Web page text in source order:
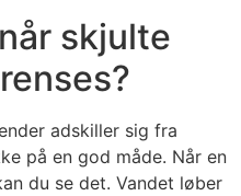
skjulte
adskiller sig fra
på en god måde. Når en
du se det. Vandet løber